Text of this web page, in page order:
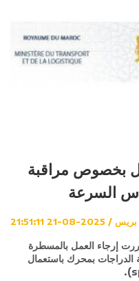
بخصوص مراقبة
السرعة
21 21:51:11
إرجاء العمل بالمسطرة
الدراجات بمحرك باستعمال